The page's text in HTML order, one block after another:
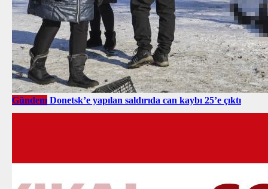
Gündem Donetsk’e yapılan saldırıda can kaybı 25’e çıktı